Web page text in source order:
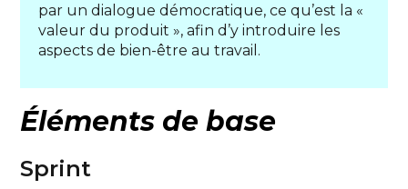
par un dialogue démocratique, ce qu’est la «
valeur du produit », afin d’y introduire les
aspects de bien-être au travail.
Éléments de base
Sprint